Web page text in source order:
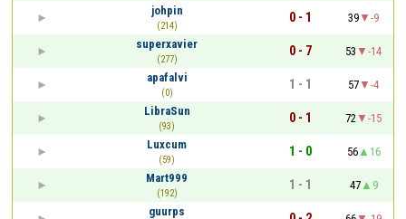
johpin
(214)
0 - 1 39
-9
superxavier
(277)
0 - 7 53
-14
apafalvi
(0)
1 - 1 57
-4
LibraSun
(93)
0 - 1 72
-15
Luxcum
(59)
1 - 0 56
16
Mart999
(192)
1 - 1 47
9
guurps